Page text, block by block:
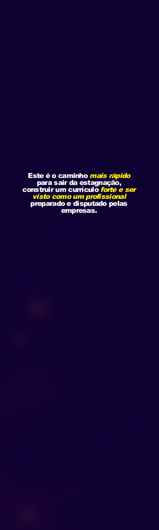
Este é o caminho mais rápido
para sair da estagnação,
construir um currículo forte e ser
visto como um profissional
preparado e disputado pelas
empresas.